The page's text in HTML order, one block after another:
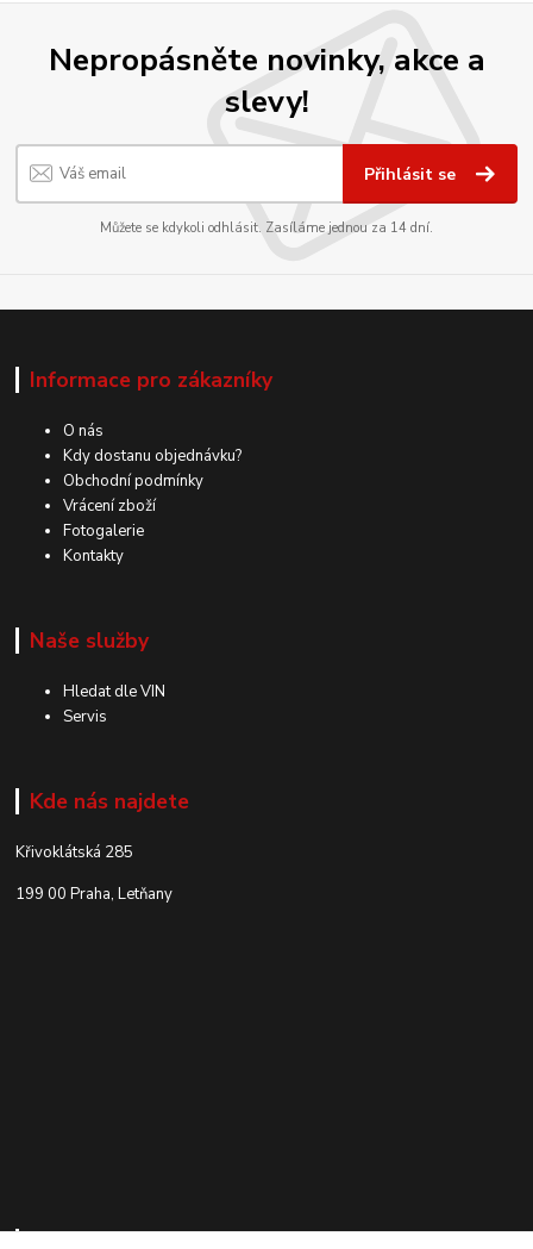
Nepropásněte novinky, akce a
slevy!
Přihlásit se
Můžete se kdykoli odhlásit. Zasíláme jednou za 14 dní.
Informace pro zákazníky
O nás
Kdy dostanu objednávku?
Obchodní podmínky
Vrácení zboží
Fotogalerie
Kontakty
Naše služby
Hledat dle VIN
Servis
Kde nás najdete
Křivoklátská 285
199 00 Praha, Letňany
Kontakty